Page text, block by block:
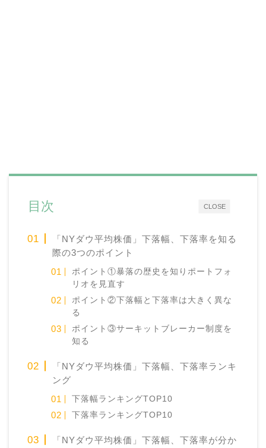
CLOSE
目次
「NYダウ平均株価」下落幅、下落率を知る
際の3つのポイント
ポイント①暴落の歴史を知りポートフォ
リオを見直す
ポイント②下落幅と下落率は大きく異な
る
ポイント③サーキットブレーカー制度を
知る
「NYダウ平均株価」下落幅、下落率ランキ
ング
下落幅ランキングTOP10
下落率ランキングTOP10
「NYダウ平均株価」下落幅、下落率が分か